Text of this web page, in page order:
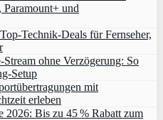
und
Technik-Deals für Fernseher,
ohne Verzögerung: So
Setup
mit
erleben
2026: Bis zu 45 % Rabatt zum